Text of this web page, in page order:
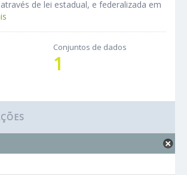
de lei estadual, e federalizada em
Conjuntos de dados
1